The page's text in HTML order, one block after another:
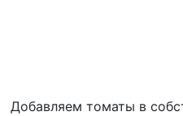
Добавляем томаты в